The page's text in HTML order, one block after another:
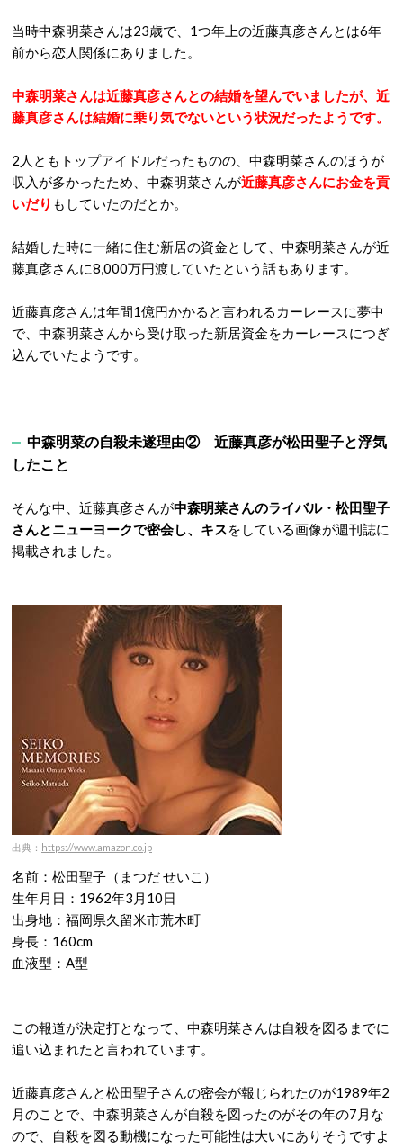
当時中森明菜さんは23歳で、1つ年上の近藤真彦さんとは6年
前から恋人関係にありました。
中森明菜さんは近藤真彦さんとの結婚を望んでいましたが、近
藤真彦さんは結婚に乗り気でないという状況だったようです。
2人ともトップアイドルだったものの、中森明菜さんのほうが
収入が多かったため、中森明菜さんが近藤真彦さんにお金を貢
いだり もしていたのだとか。
結婚した時に一緒に住む新居の資金として、中森明菜さんが近
藤真彦さんに8,000万円渡していたという話もあります。
近藤真彦さんは年間1億円かかると言われるカーレースに夢中
で、中森明菜さんから受け取った新居資金をカーレースにつぎ
込んでいたようです。
中森明菜の自殺未遂理由② 近藤真彦が松田聖子と浮気
したこと
そんな中、近藤真彦さんが中森明菜さんのライバル・松田聖子
さんとニューヨークで密会し、キスをしている画像が週刊誌に
掲載されました。
出典： https://www.amazon.co.jp
名前：松田聖子（まつだ せいこ）
生年月日：1962年3月10日
出身地：福岡県久留米市荒木町
身長：160cm
血液型：A型
この報道が決定打となって、中森明菜さんは自殺を図るまでに
追い込まれたと言われています。
近藤真彦さんと松田聖子さんの密会が報じられたのが1989年2
月のことで、中森明菜さんが自殺を図ったのがその年の7月な
ので、自殺を図る動機になった可能性は大いにありそうですよ